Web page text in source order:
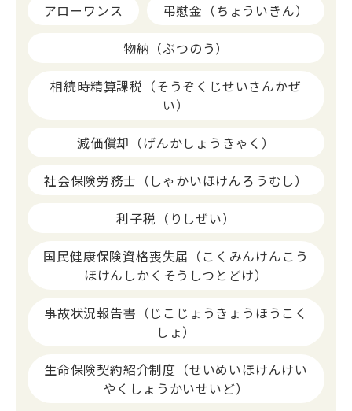
アローワンス
弔慰金（ちょういきん）
物納（ぶつのう）
相続時精算課税（そうぞくじせいさんかぜ
い）
減価償却（げんかしょうきゃく）
社会保険労務士（しゃかいほけんろうむし）
利子税（りしぜい）
国民健康保険資格喪失届（こくみんけんこう
ほけんしかくそうしつとどけ）
事故状況報告書（じこじょうきょうほうこく
しょ）
生命保険契約紹介制度（せいめいほけんけい
やくしょうかいせいど）